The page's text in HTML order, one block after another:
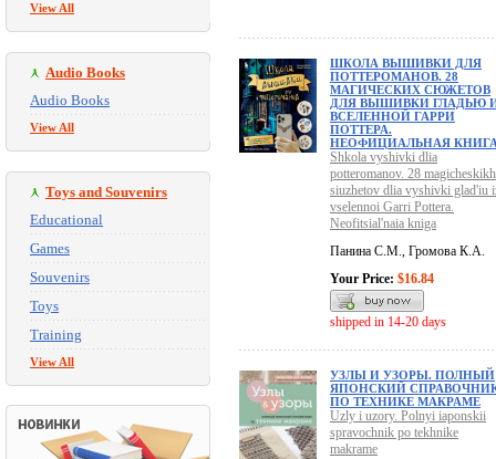
View All
Audio Books
Audio Books
View All
Toys and Souvenirs
Educational
Games
Souvenirs
Toys
Training
View All
ШКОЛА ВЫШИВКИ ДЛЯ
ПОТТЕРОМАНОВ. 28
МАГИЧЕСКИХ СЮЖЕТОВ
ДЛЯ ВЫШИВКИ ГЛАДЬЮ
ВСЕЛЕННОЙ ГАРРИ
ПОТТЕРА.
НЕОФИЦИАЛЬНАЯ
Shkola vyshivki dlia
potteromanov. 28 magicheskikh
siuzhetov dlia vyshivki glad'iu
vselennoi Garri Pottera.
Neofitsial'naia kniga
Панина С.М., Громова К.А.
Your Price: $16.84
shipped in 14-20 days
УЗЛЫ И УЗОРЫ. ПОЛНЫЙ
ЯПОНСКИЙ
ПО ТЕХНИКЕ МАКРАМЕ
Uzly i uzory. Polnyi iaponskii
spravochnik po tekhnike
makrame